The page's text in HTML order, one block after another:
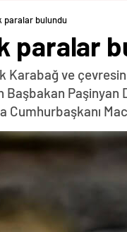
paralar bulundu
paralar
Karabağ ve
Başbakan
Cumhurbaşkanı